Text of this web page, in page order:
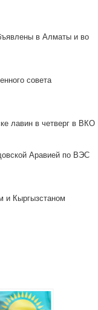
в Алматы и во
совета
лавин в четверг в ВКО
Аравией по ВЭС
и Кыргызстаном